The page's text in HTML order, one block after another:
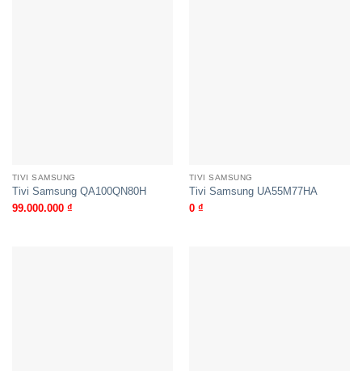
TIVI SAMSUNG
Tivi Samsung QA100QN80H
99.000.000 ₫
TIVI SAMSUNG
Tivi Samsung UA55M77HA
0 ₫